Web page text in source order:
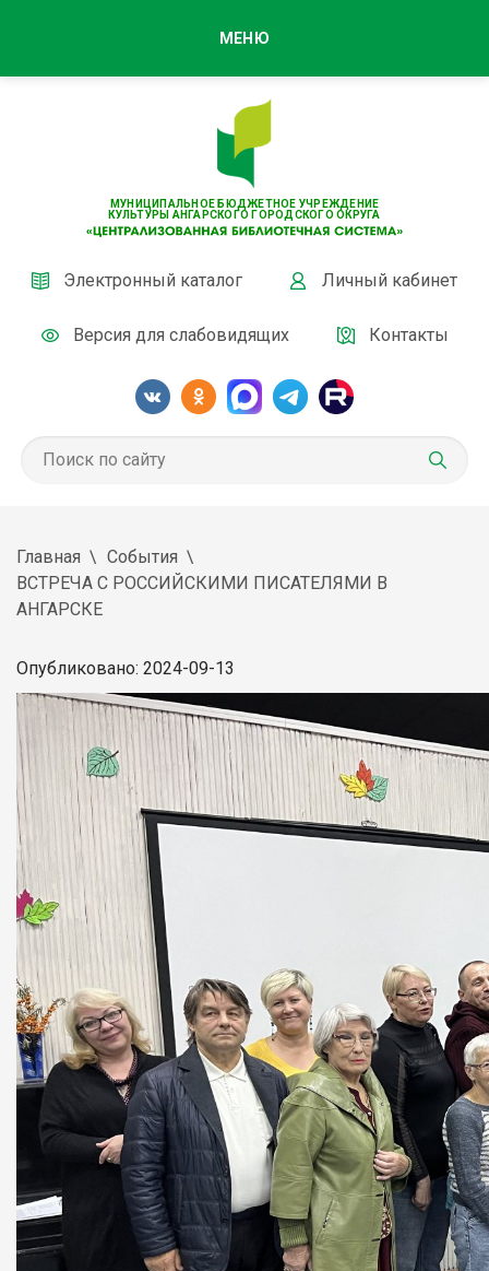
МУНИЦИПАЛЬНОЕ БЮДЖЕТНОЕ УЧРЕЖДЕНИЕ
КУЛЬТУРЫ АНГАРСКОГО ГОРОДСКОГО ОКРУГА
Электронный каталог Личный кабинет
Версия для слабовидящих Контакты
МЕНЮ
Главная
События
ВСТРЕЧА С РОССИЙСКИМИ ПИСАТЕЛЯМИ В
АНГАРСКЕ
Опубликовано: 2024-09-13